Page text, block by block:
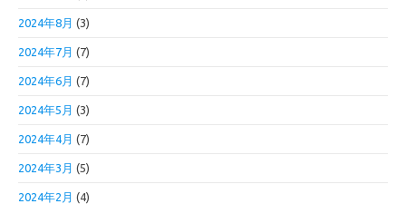
2024年8月 (3)
2024年7月 (7)
2024年6月 (7)
2024年5月 (3)
2024年4月 (7)
2024年3月 (5)
2024年2月 (4)